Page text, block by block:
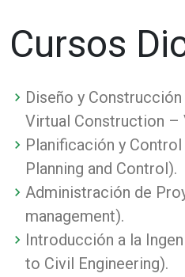
Cursos
Diseño y
Virtual Construction –
Planificación y
Planning and Control).
Administración de
management).
Introducción a la
to Civil Engineering).